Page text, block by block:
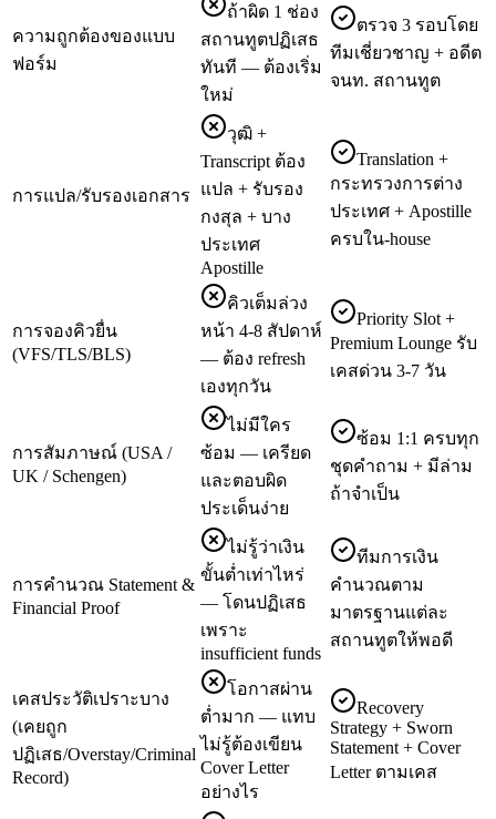
ความถูกต้องของแบบ
ฟอร์ม
ถ้าผิด 1 ช่อง
สถานทูตปฏิเสธ
ทันที — ต้องเริ่ม
ใหม่
ตรวจ 3 รอบโดย
ทีมเชี่ยวชาญ + อดีต
จนท. สถานทูต
การแปล/รับรองเอกสาร
วุฒิ +
Transcript ต้อง
แปล + รับรอง
กงสุล + บาง
ประเทศ
Apostille
Translation +
กระทรวงการต่าง
ประเทศ + Apostille
ครบใน-house
การจองคิวยื่น
(VFS/TLS/BLS)
คิวเต็มล่วง
หน้า 4-8 สัปดาห์
— ต้อง refresh
เองทุกวัน
Priority Slot +
Premium Lounge รับ
เคสด่วน 3-7 วัน
การสัมภาษณ์ (USA /
UK / Schengen)
ไม่มีใคร
ซ้อม — เครียด
และตอบผิด
ประเด็นง่าย
ซ้อม 1:1 ครบทุก
ชุดคำถาม + มีล่าม
ถ้าจำเป็น
การคำนวณ Statement &
Financial Proof
ไม่รู้ว่าเงิน
ขั้นต่ำเท่าไหร่
— โดนปฏิเสธ
เพราะ
insufficient funds
ทีมการเงิน
คำนวณตาม
มาตรฐานแต่ละ
สถานทูตให้พอดี
เคสประวัติเปราะบาง
(เคยถูก
ปฏิเสธ/Overstay/Criminal
Record)
โอกาสผ่าน
ต่ำมาก — แทบ
ไม่รู้ต้องเขียน
Cover Letter
อย่างไร
Recovery
Strategy + Sworn
Statement + Cover
Letter ตามเคส